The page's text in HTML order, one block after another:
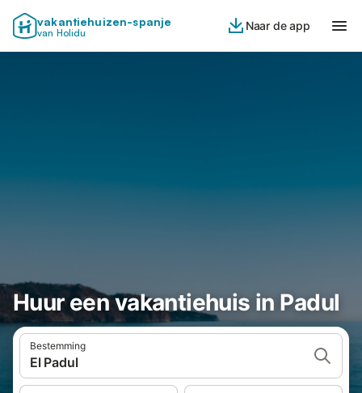
vakantiehuizen-spanje
van Holidu
Naar de app
Huur een vakantiehuis in Padul
Bestemming
El Padul